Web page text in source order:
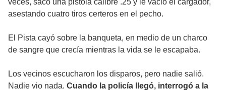
asestando cuatro tiros certeros en el pecho.
El Pista cayó sobre la banqueta, en medio de un charco
de sangre que crecía mientras la vida se le escapaba.
Los vecinos escucharon los disparos, pero nadie salió.
Nadie vio nada. Cuando la policía llegó, interrogó a la